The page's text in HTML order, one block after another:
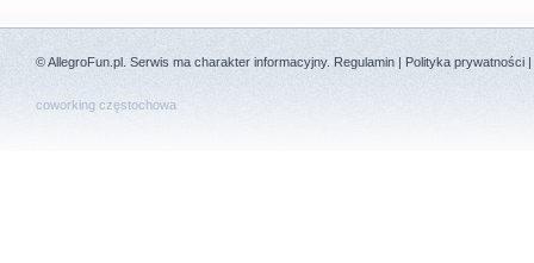
©AllegroFun.pl . Serwis ma charakter informacyjny. Regulamin | Polityka prywatności |
coworking częstochowa